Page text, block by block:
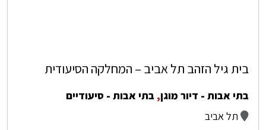
בית גיל הזהב תל אביב – המחלקה הסיעודית
בתי אבות - דיור מוגן, בתי אבות - סיעודיים
תל אביב